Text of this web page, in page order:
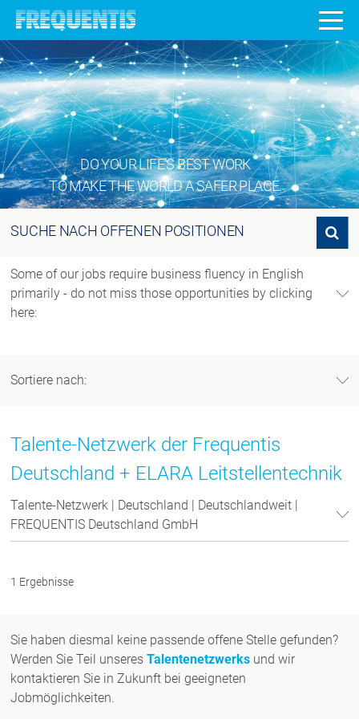
DO YOUR LIFE’S BEST WORK
TO MAKE THE WORLD A SAFER PLACE.
Suche nach offenen Positionen
SUCHE NACH OFFENEN POSITIONEN
Some of our jobs require business fluency in English
primarily - do not miss those opportunities by clicking
here:
Sortiere nach:
Talente-Netzwerk der Frequentis
Deutschland + ELARA Leitstellentechnik
Talente-Netzwerk | Deutschland | Deutschlandweit |
FREQUENTIS Deutschland GmbH
1 Ergebnisse
Sie haben diesmal keine passende offene Stelle gefunden?
Werden Sie Teil unseresTalentenetzwerks und wir
kontaktieren Sie in Zukunft bei geeigneten
Jobmöglichkeiten.